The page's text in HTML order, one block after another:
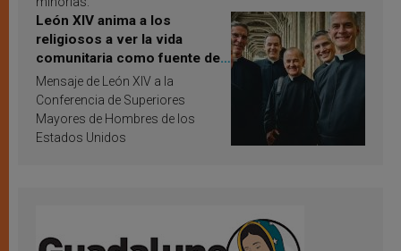
León XIV anima a los
religiosos a ver la vida
comunitaria como fuente de
inspiración y santificación
Mensaje de León XIV a la
Conferencia de Superiores
Mayores de Hombres de los
Estados Unidos